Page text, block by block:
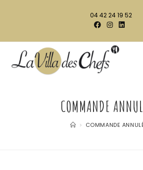
04 42 24 19 52
COMMANDE
> COMMANDE